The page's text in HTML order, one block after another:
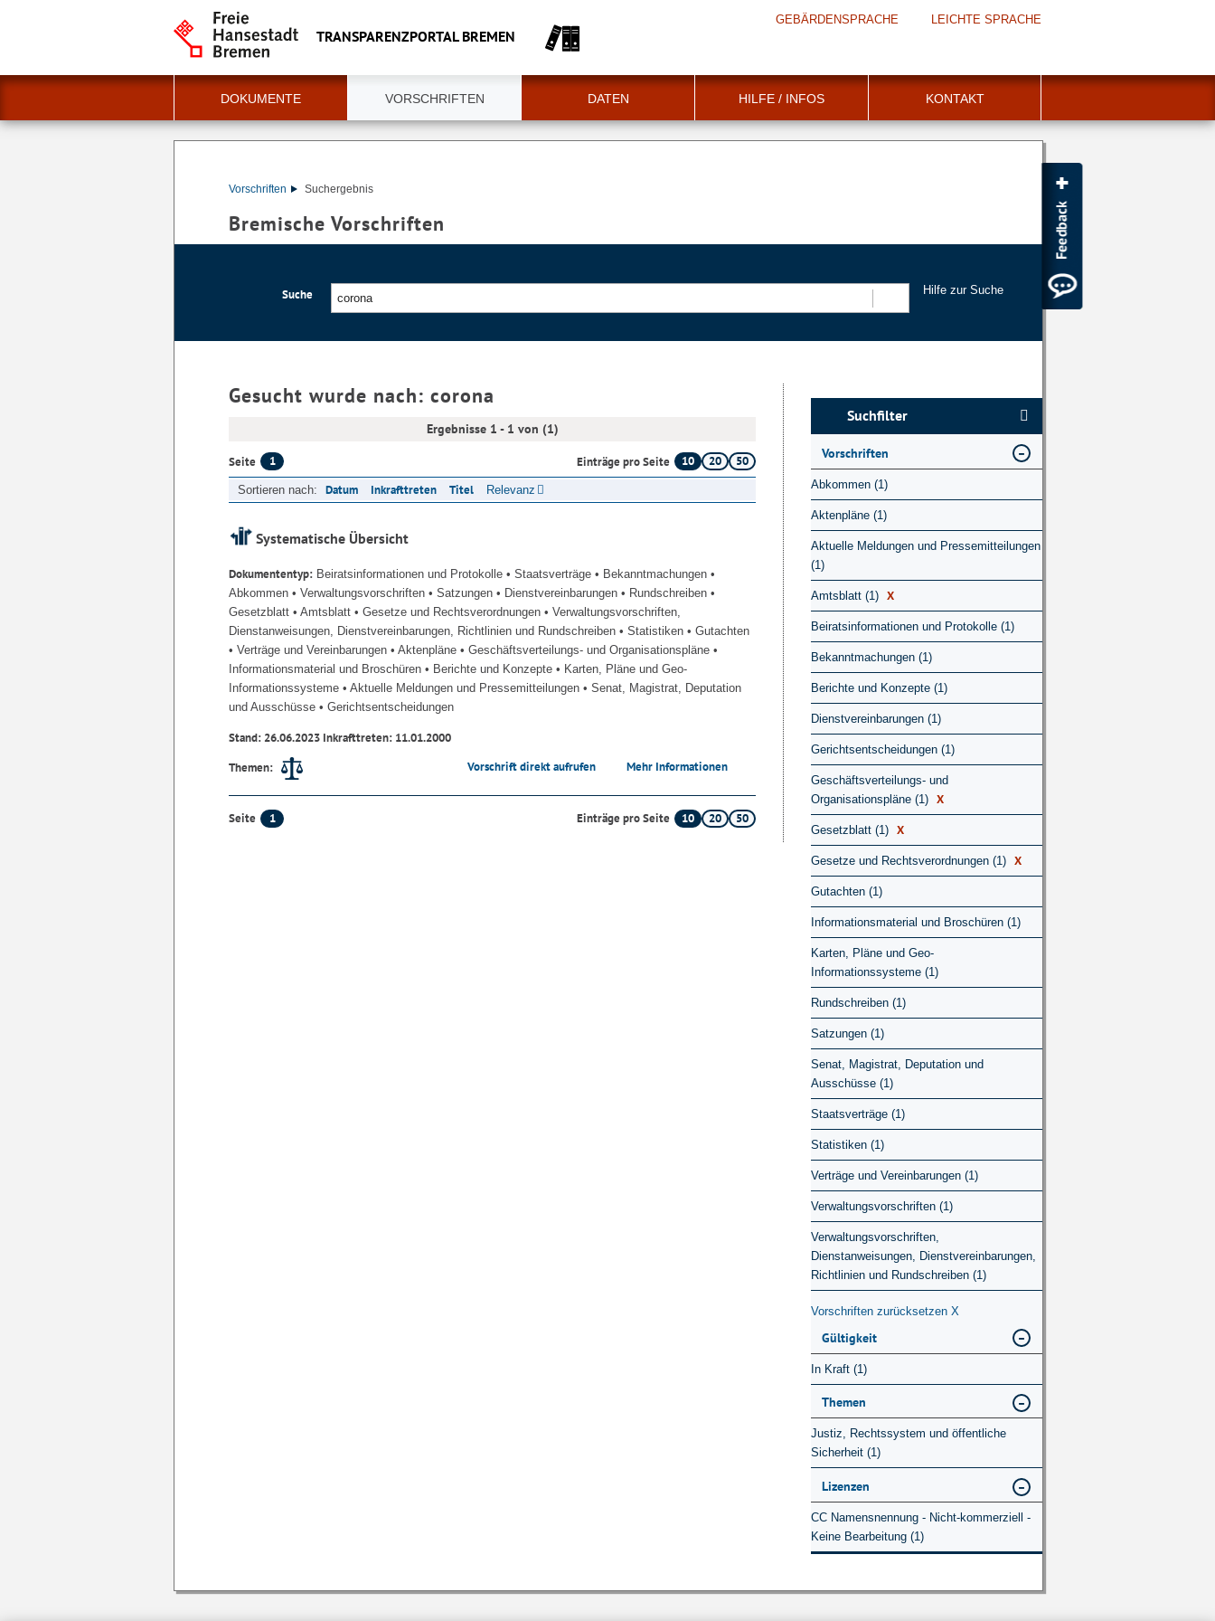
TRANSPARENZPORTAL BREMEN
GEBÄRDENSPRACHE LEICHTE SPRACHE
DOKUMENTE VORSCHRIFTEN DATEN HILFE / INFOS KONTAKT
Vorschriften Suchergebnis
Bremische Vorschriften
Suche Hilfe zur Suche
Gesucht wurde nach: corona
Ergebnisse 1 - 1 von (1)
Seite 1 Einträge pro Seite 10 20 50
Sortieren nach: Datum Inkrafttreten Titel Relevanz
Systematische Übersicht
Dokumententyp: Beiratsinformationen und Protokolle • Staatsverträge • Bekanntmachungen •
Abkommen • Verwaltungsvorschriften • Satzungen • Dienstvereinbarungen • Rundschreiben •
Gesetzblatt • Amtsblatt • Gesetze und Rechtsverordnungen • Verwaltungsvorschriften,
Dienstanweisungen, Dienstvereinbarungen, Richtlinien und Rundschreiben • Statistiken • Gutachten
• Verträge und Vereinbarungen • Aktenpläne • Geschäftsverteilungs- und Organisationspläne •
Informationsmaterial und Broschüren • Berichte und Konzepte • Karten, Pläne und Geo-
Informationssysteme • Aktuelle Meldungen und Pressemitteilungen • Senat, Magistrat, Deputation
und Ausschüsse • Gerichtsentscheidungen
Stand: 26.06.2023 Inkrafttreten: 11.01.2000
Themen:
Vorschrift direkt aufrufen Mehr Informationen
Seite 1 Einträge pro Seite 10 20 50
Suchfilter
Vorschriften
Abkommen (1)
Aktenpläne (1)
Aktuelle Meldungen und Pressemitteilungen
(1)
Amtsblatt (1) X
Beiratsinformationen und Protokolle (1)
Bekanntmachungen (1)
Berichte und Konzepte (1)
Dienstvereinbarungen (1)
Gerichtsentscheidungen (1)
Geschäftsverteilungs- und
Organisationspläne (1) X
Gesetzblatt (1) X
Gesetze und Rechtsverordnungen (1) X
Gutachten (1)
Informationsmaterial und Broschüren (1)
Karten, Pläne und Geo-
Informationssysteme (1)
Rundschreiben (1)
Satzungen (1)
Senat, Magistrat, Deputation und
Ausschüsse (1)
Staatsverträge (1)
Statistiken (1)
Verträge und Vereinbarungen (1)
Verwaltungsvorschriften (1)
Verwaltungsvorschriften,
Dienstanweisungen, Dienstvereinbarungen,
Richtlinien und Rundschreiben (1)
Vorschriften zurücksetzen X
Gültigkeit
In Kraft (1)
Themen
Justiz, Rechtssystem und öffentliche
Sicherheit (1)
Lizenzen
CC Namensnennung - Nicht-kommerziell -
Keine Bearbeitung (1)